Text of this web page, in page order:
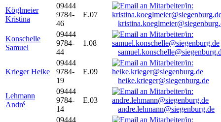
Köglmeier
Kristina
09444
9784-
46
E.07
Konschelle
Samuel
09444
9784-
44
1.08
Krieger Heike
09444
9784-
19
E.09
heike.krieger@siegenburg.de
Lehmann
André
09444
9784-
14
E.03
andre.lehmann@siegenburg.de
09444